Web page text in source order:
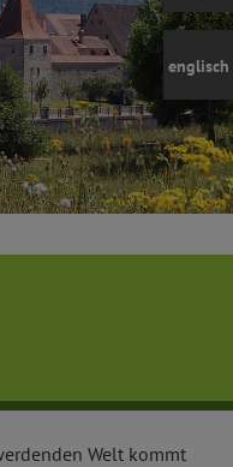
englisch
Welt kommt